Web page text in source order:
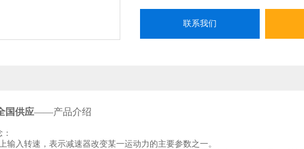
联系我们
国供应——产品介绍
入转速，表示减速器改变某一运动力的主要参数之一。